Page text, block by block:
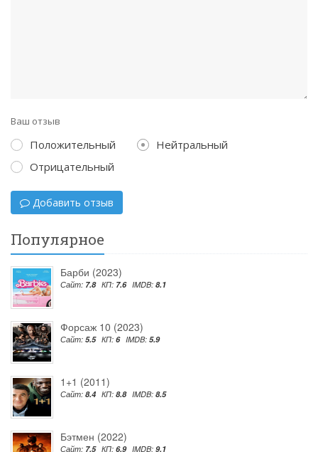
Ваш отзыв
Положительный
Нейтральный
Отрицательный
Добавить отзыв
Популярное
Барби (2023)
Сайт: 7.8 КП: 7.6 IMDB: 8.1
Форсаж 10 (2023)
Сайт: 5.5 КП: 6 IMDB: 5.9
1+1 (2011)
Сайт: 8.4 КП: 8.8 IMDB: 8.5
Бэтмен (2022)
Сайт: 7.5 КП: 6.9 IMDB: 9.1